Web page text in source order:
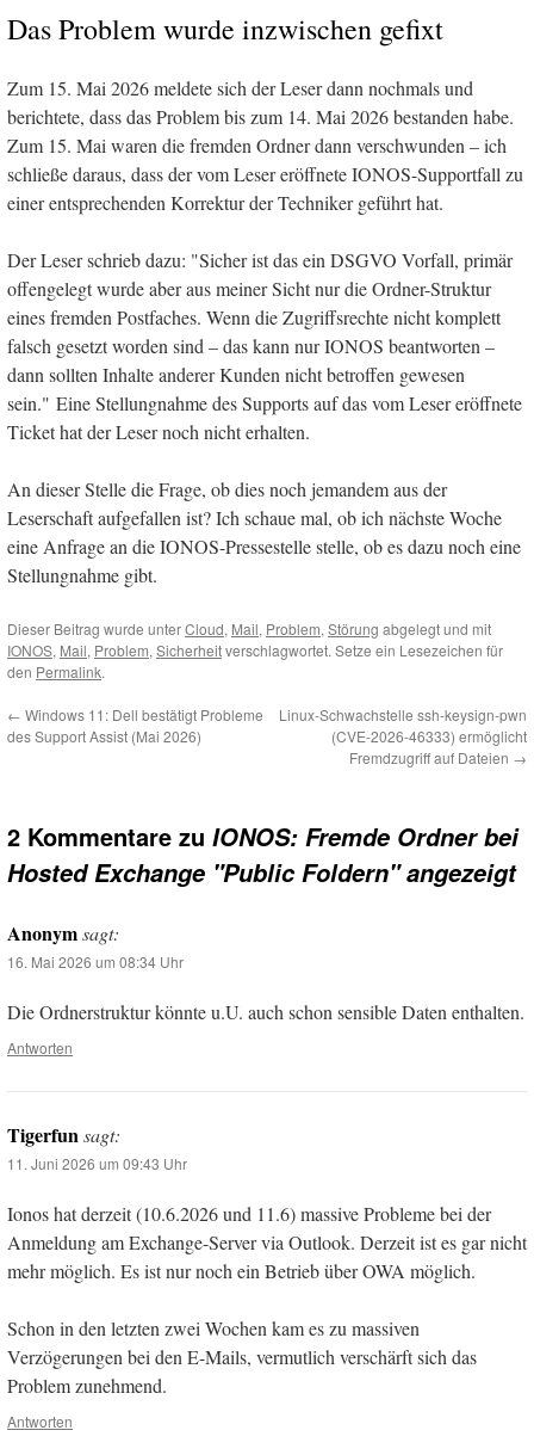
Das Problem wurde inzwischen gefixt
Zum 15. Mai 2026 meldete sich der Leser dann nochmals und
berichtete, dass das Problem bis zum 14. Mai 2026 bestanden habe.
Zum 15. Mai waren die fremden Ordner dann verschwunden – ich
schließe daraus, dass der vom Leser eröffnete IONOS-Supportfall zu
einer entsprechenden Korrektur der Techniker geführt hat.
Der Leser schrieb dazu: "Sicher ist das ein DSGVO Vorfall, primär
offengelegt wurde aber aus meiner Sicht nur die Ordner-Struktur
eines fremden Postfaches. Wenn die Zugriffsrechte nicht komplett
falsch gesetzt worden sind – das kann nur IONOS beantworten –
dann sollten Inhalte anderer Kunden nicht betroffen gewesen
sein." Eine Stellungnahme des Supports auf das vom Leser eröffnete
Ticket hat der Leser noch nicht erhalten.
An dieser Stelle die Frage, ob dies noch jemandem aus der
Leserschaft aufgefallen ist? Ich schaue mal, ob ich nächste Woche
eine Anfrage an die IONOS-Pressestelle stelle, ob es dazu noch eine
Stellungnahme gibt.
Dieser Beitrag wurde unterCloud, Mail, Problem, Störung abgelegt und mit
IONOS, Mail, Problem, Sicherheitverschlagwortet. Setze ein Lesezeichen für
den Permalink.
← Windows 11: Dell bestätigt Probleme
des Support Assist (Mai 2026)
Linux-Schwachstelle ssh-keysign-pwn
(CVE-2026-46333) ermöglicht
Fremdzugriff auf Dateien →
2 Kommentare zu IONOS: Fremde Ordner bei
Hosted Exchange "Public Foldern" angezeigt
Anonymsagt:
16. Mai 2026 um 08:34 Uhr
Die Ordnerstruktur könnte u.U. auch schon sensible Daten enthalten.
Antworten
Tigerfunsagt:
11. Juni 2026 um 09:43 Uhr
Ionos hat derzeit (10.6.2026 und 11.6) massive Probleme bei der
Anmeldung am Exchange-Server via Outlook. Derzeit ist es gar nicht
mehr möglich. Es ist nur noch ein Betrieb über OWA möglich.
Schon in den letzten zwei Wochen kam es zu massiven
Verzögerungen bei den E-Mails, vermutlich verschärft sich das
Problem zunehmend.
Antworten